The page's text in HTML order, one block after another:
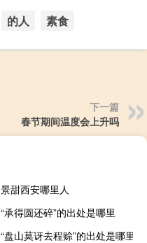
的人 素食
下一篇
春节期间温度会上升吗
景甜西安哪里人
“承得圆还碎”的出处是哪里
“盘山莫讶去程赊”的出处是哪里